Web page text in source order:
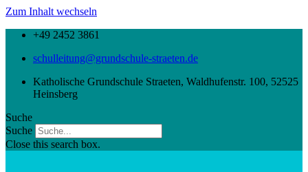
Zum Inhalt wechseln
+49 2452 3861
schulleitung@grundschule-straeten.de
Katholische Grundschule Straeten, Waldhufenstr. 100, 52525
Heinsberg
Suche
Suche
Close this search box.